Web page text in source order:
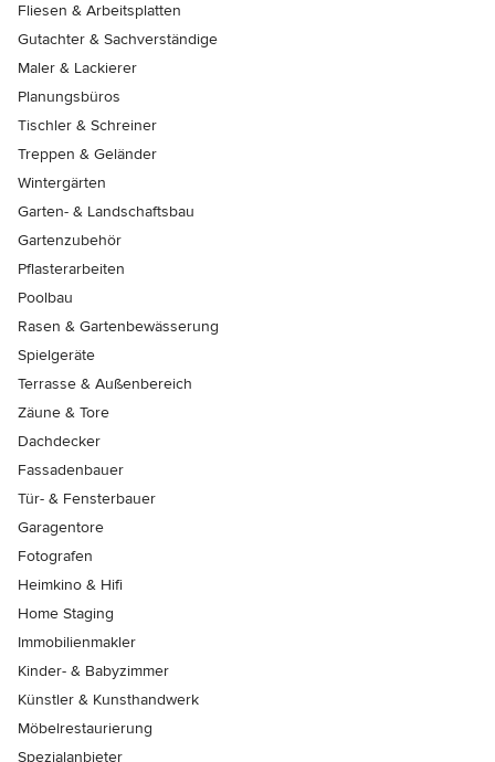
Fliesen & Arbeitsplatten
Gutachter & Sachverständige
Maler & Lackierer
Planungsbüros
Tischler & Schreiner
Treppen & Geländer
Wintergärten
Garten- & Landschaftsbau
Gartenzubehör
Pflasterarbeiten
Poolbau
Rasen & Gartenbewässerung
Spielgeräte
Terrasse & Außenbereich
Zäune & Tore
Dachdecker
Fassadenbauer
Tür- & Fensterbauer
Garagentore
Fotografen
Heimkino & Hifi
Home Staging
Immobilienmakler
Kinder- & Babyzimmer
Künstler & Kunsthandwerk
Möbelrestaurierung
Spezialanbieter